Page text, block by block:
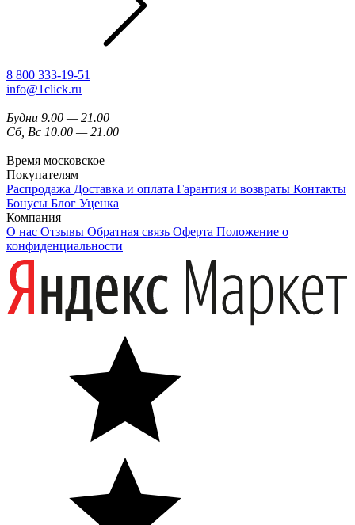
8 800 333-19-51
info@1click.ru
Будни 9.00 — 21.00
Сб, Вс 10.00 — 21.00
Время московское
Покупателям
Распродажа Доставка и оплата Гарантия и возвраты Контакты
Бонусы Блог Уценка
Компания
О нас Отзывы Обратная связь Оферта Положение о
конфиденциальности